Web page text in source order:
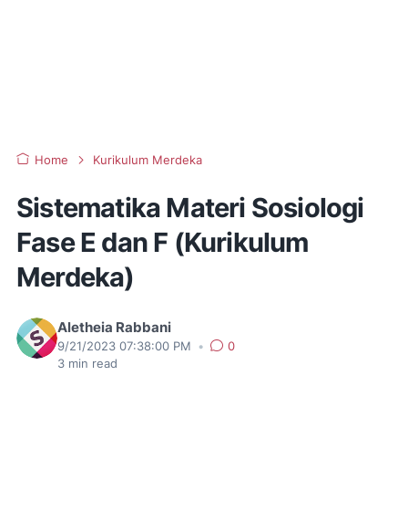
Home Kurikulum Merdeka
Sistematika Materi Sosiologi
Fase E dan F (Kurikulum
Merdeka)
Aletheia Rabbani
9/21/2023 07:38:00 PM •
0
3 min read